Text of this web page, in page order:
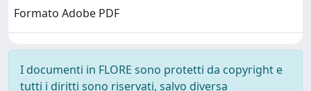
Formato Adobe PDF
I documenti in FLORE sono protetti da copyright e
tutti i diritti sono riservati, salvo diversa